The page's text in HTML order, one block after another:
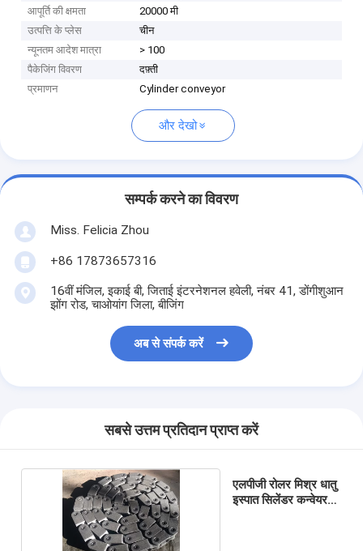
आपूर्ति की क्षमता
20000 मी
उत्पत्ति के प्लेस
चीन
न्यूनतम आदेश मात्रा
> 100
पैकेजिंग विवरण
दफ़्ती
प्रमाणन
Cylinder conveyor
और देखो
सम्पर्क करने का विवरण
Miss. Felicia Zhou
+86 17873657316
16वीं मंजिल, इकाई बी, जिताई इंटरनेशनल हवेली, नंबर 41, डोंगीशुआन
झोंग रोड, चाओयांग जिला, बीजिंग
अब से संपर्क करें
सबसे उत्तम प्रतिदान प्राप्त करें
एलपीजी रोलर मिश्र धातु
इस्पात सिलेंडर कन्वेयर